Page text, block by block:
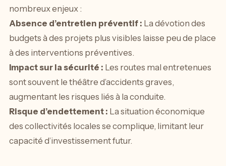
nombreux enjeux :
Absence d’entretien préventif : La dévotion des
budgets à des projets plus visibles laisse peu de place
à des interventions préventives.
Impact sur la sécurité : Les routes mal entretenues
sont souvent le théâtre d’accidents graves,
augmentant les risques liés à la conduite.
Risque d’endettement : La situation économique
des collectivités locales se complique, limitant leur
capacité d’investissement futur.